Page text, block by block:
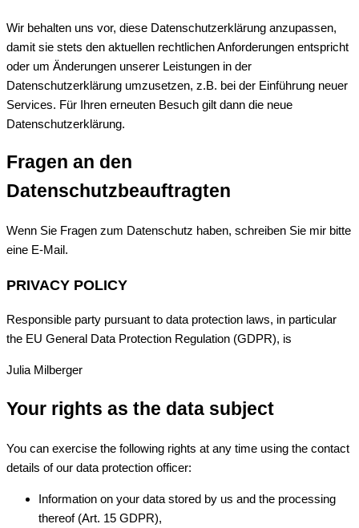
Wir behalten uns vor, diese Datenschutzerklärung anzupassen,
damit sie stets den aktuellen rechtlichen Anforderungen entspricht
oder um Änderungen unserer Leistungen in der
Datenschutzerklärung umzusetzen, z.B. bei der Einführung neuer
Services. Für Ihren erneuten Besuch gilt dann die neue
Datenschutzerklärung.
Fragen an den
Datenschutzbeauftragten
Wenn Sie Fragen zum Datenschutz haben, schreiben Sie mir bitte
eine E-Mail.
PRIVACY POLICY
Responsible party pursuant to data protection laws, in particular
the EU General Data Protection Regulation (GDPR), is
Julia Milberger
Your rights as the data subject
You can exercise the following rights at any time using the contact
details of our data protection officer:
Information on your data stored by us and the processing
thereof (Art. 15 GDPR),